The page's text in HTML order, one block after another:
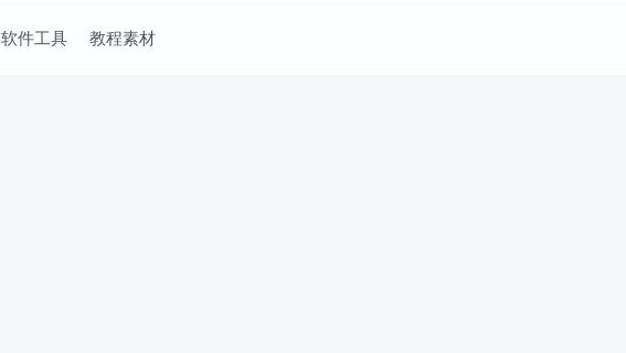
软件工具 教程素材